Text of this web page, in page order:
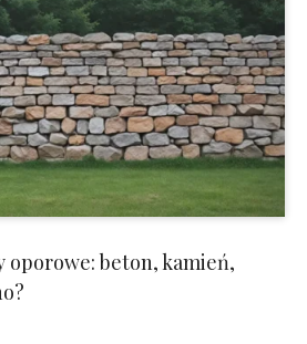
oporowe: beton, kamień,